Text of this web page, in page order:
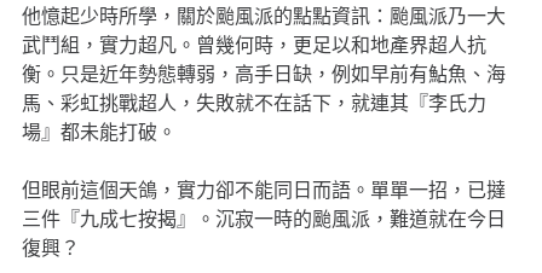
他憶起少時所學，關於颱風派的點點資訊：颱風派乃一大
武鬥組，實力超凡。曾幾何時，更足以和地產界超人抗
衡。只是近年勢態轉弱，高手日缺，例如早前有鮎魚、海
馬、彩虹挑戰超人，失敗就不在話下，就連其『李氏力
場』都未能打破。
但眼前這個天鴿，實力卻不能同日而語。單單一招，已撻
三件『九成七按揭』。沉寂一時的颱風派，難道就在今日
復興？